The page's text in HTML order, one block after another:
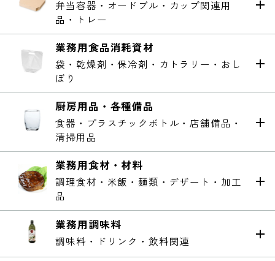
弁当容器・オードブル・カップ関連用
品・トレー
業務用食品消耗資材
袋・乾燥剤・保冷剤・カトラリー・おし
ぼり
厨房用品・各種備品
食器・プラスチックボトル・店舗備品・
清掃用品
業務用食材・材料
調理食材・米飯・麺類・デザート・加工
品
業務用調味料
調味料・ドリンク・飲料関連